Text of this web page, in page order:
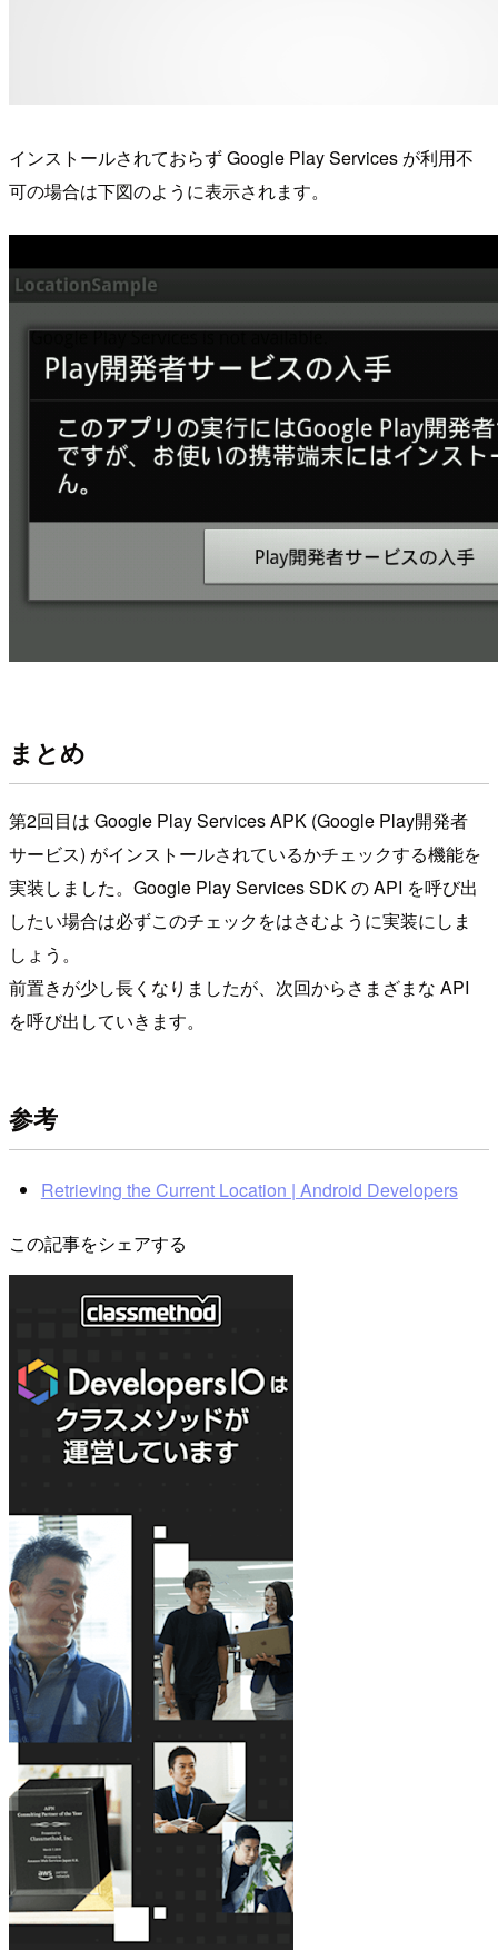
インストールされておらず Google Play Services が利用不
可の場合は下図のように表示されます。
まとめ
第2回目は Google Play Services APK (Google Play開発者
サービス) がインストールされているかチェックする機能を
実装しました。Google Play Services SDK の API を呼び出
したい場合は必ずこのチェックをはさむように実装にしま
しょう。
前置きが少し長くなりましたが、次回からさまざまな API
を呼び出していきます。
参考
Retrieving the Current Location | Android Developers
この記事をシェアする